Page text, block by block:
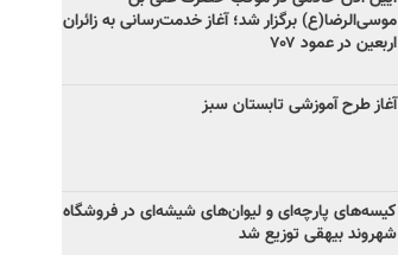
موسی‌الرضا(ع) برگزار شد؛ آغاز خدمت‌رسانی به زائران
اربعین در عمود ۷۰۷
آغاز طرح آموزشی تابستان سبز
کیسه‌های پارچه‌ای و لیوان‌های شیشه‌ای در فروشگاه
شهروند بیهقی توزیع شد